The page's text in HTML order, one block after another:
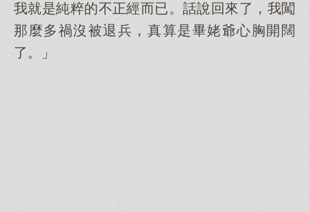
我就是純粹的不正經而已。話說回來了，我闖
那麼多禍沒被退兵，真算是畢姥爺心胸開闊
了。」